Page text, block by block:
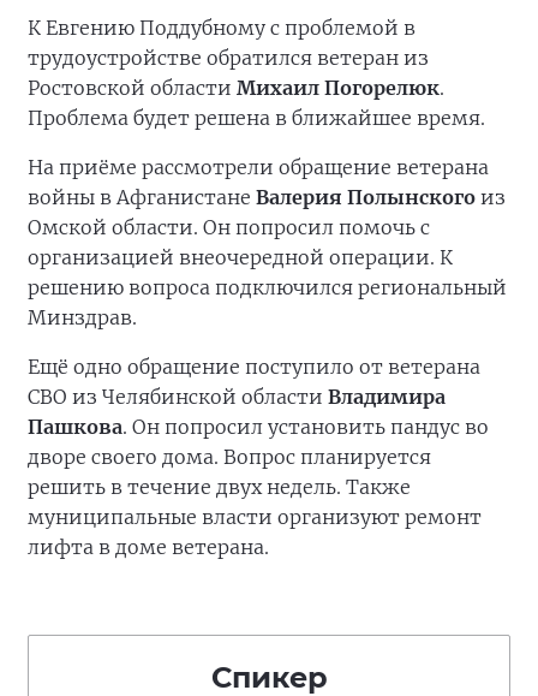
К Евгению Поддубному с проблемой в
трудоустройстве обратился ветеран из
Ростовской области Михаил Погорелюк.
Проблема будет решена в ближайшее время.
На приёме рассмотрели обращение ветерана
войны в Афганистане Валерия Полынского из
Омской области. Он попросил помочь с
организацией внеочередной операции. К
решению вопроса подключился региональный
Минздрав.
Ещё одно обращение поступило от ветерана
СВО из Челябинской области Владимира
Пашкова. Он попросил установить пандус во
дворе своего дома. Вопрос планируется
решить в течение двух недель. Также
муниципальные власти организуют ремонт
лифта в доме ветерана.
Спикер